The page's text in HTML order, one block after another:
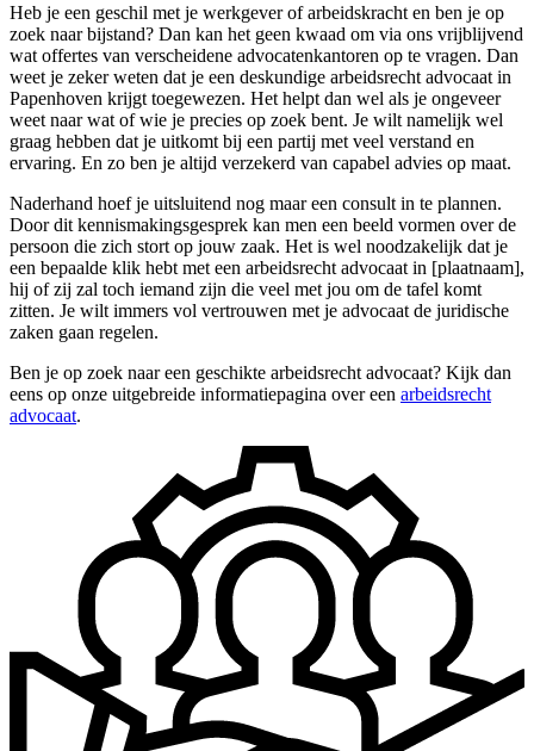
Heb je een geschil met je werkgever of arbeidskracht en ben je op
zoek naar bijstand? Dan kan het geen kwaad om via ons vrijblijvend
wat offertes van verscheidene advocatenkantoren op te vragen. Dan
weet je zeker weten dat je een deskundige arbeidsrecht advocaat in
Papenhoven krijgt toegewezen. Het helpt dan wel als je ongeveer
weet naar wat of wie je precies op zoek bent. Je wilt namelijk wel
graag hebben dat je uitkomt bij een partij met veel verstand en
ervaring. En zo ben je altijd verzekerd van capabel advies op maat.
Naderhand hoef je uitsluitend nog maar een consult in te plannen.
Door dit kennismakingsgesprek kan men een beeld vormen over de
persoon die zich stort op jouw zaak. Het is wel noodzakelijk dat je
een bepaalde klik hebt met een arbeidsrecht advocaat in [plaatnaam],
hij of zij zal toch iemand zijn die veel met jou om de tafel komt
zitten. Je wilt immers vol vertrouwen met je advocaat de juridische
zaken gaan regelen.
Ben je op zoek naar een geschikte arbeidsrecht advocaat? Kijk dan
eens op onze uitgebreide informatiepagina over een arbeidsrecht
advocaat.